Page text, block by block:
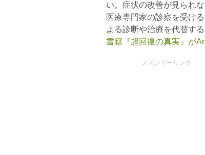
い。症状の改善が見られ
医療専門家の診察を受け
よる診断や治療を代替す
書籍『超回復の真実』が
スポンサーリンク